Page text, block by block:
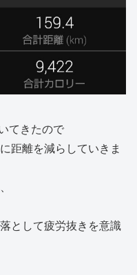
てきたので
距離を減らしていきま
として疲労抜きを意識